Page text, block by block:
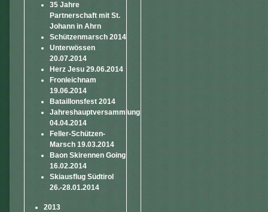
35 Jahre
Partnerschaft mit St.
Johann in Ahrn
Schützenmarsch 2014
Unterwössen
20.07.2014
Herz Jesu 29.06.2014
Fronleichnam
19.06.2014
Bataillonsfest 2014
Jahreshauptversammlung
04.04.2014
Feller-Schützen-
Marsch 19.03.2014
Baon Skirennen Going
16.02.2014
Skiausflug Südtirol
26.-28.01.2014
2013